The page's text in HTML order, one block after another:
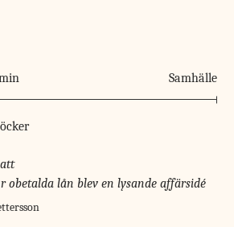
Samhälle
obetalda lån blev en lysande affärsidé